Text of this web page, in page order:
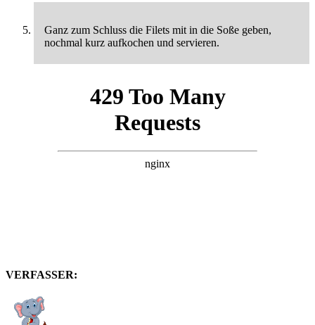
Ganz zum Schluss die Filets mit in die Soße geben,
nochmal kurz aufkochen und servieren.
VERFASSER: